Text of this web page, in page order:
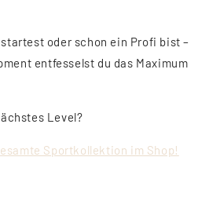
oder schon ein Profi bist –
entfesselst du das Maximum
Level?
Sportkollektion im Shop!